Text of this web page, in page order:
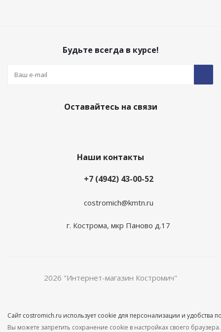
Будьте всегда в курсе!
Оставайтесь на связи
Наши контакты
+7 (4942) 43-00-52
costromich@kmtn.ru
г. Кострома, мкр Паново д.17
2026 "Интернет-магазин Костромич"
Сайт costromich.ru использует cookie для персонализации и удобства
Вы можете запретить сохранение cookie в настройках своего браузера.